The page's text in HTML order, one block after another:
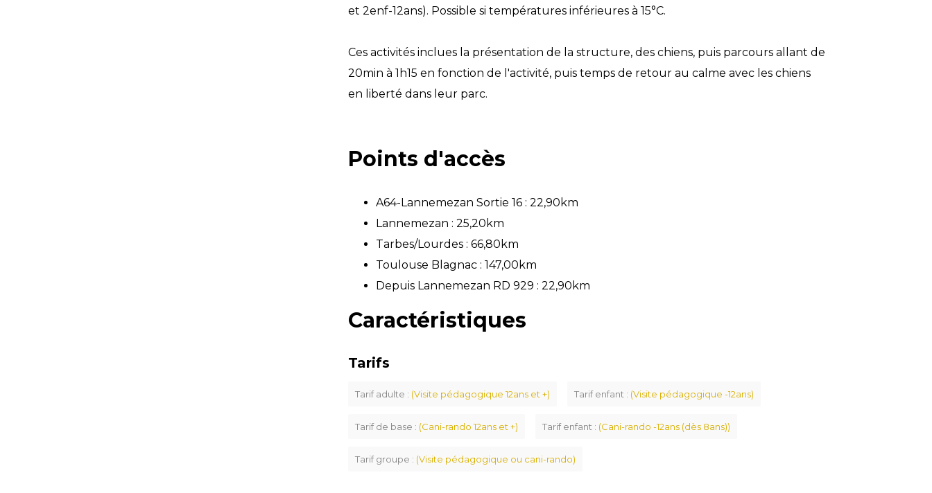
et 2enf-12ans). Possible si températures inférieures à 15°C.
Ces activités inclues la présentation de la structure, des chiens, puis parcours allant de
20min à 1h15 en fonction de l'activité, puis temps de retour au calme avec les chiens
en liberté dans leur parc.
Points d'accès
A64-Lannemezan Sortie 16 : 22,90km
Lannemezan : 25,20km
Tarbes/Lourdes : 66,80km
Toulouse Blagnac : 147,00km
Depuis Lannemezan RD 929 : 22,90km
Caractéristiques
Tarifs
Tarif adulte : (Visite pédagogique 12ans et +) Tarif enfant : (Visite pédagogique -12ans)
Tarif de base : (Cani-rando 12ans et +) Tarif enfant : (Cani-rando -12ans (dès 8ans))
Tarif groupe : (Visite pédagogique ou cani-rando)